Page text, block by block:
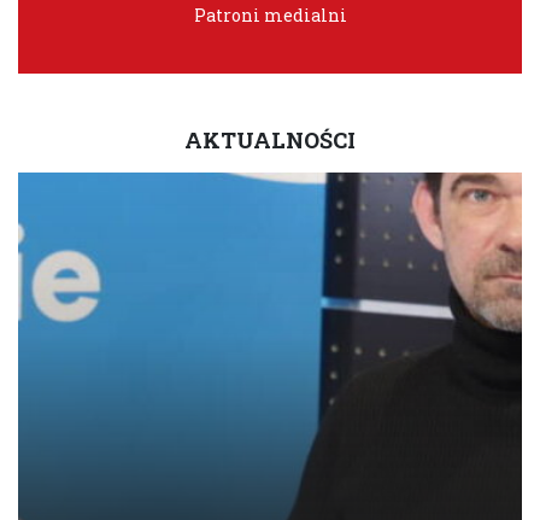
Patroni medialni
AKTUALNOŚCI